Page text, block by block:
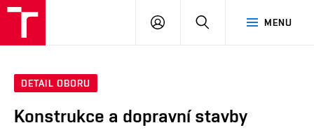
MENU
PŘIHLÁSIT
DETAIL OBORU
Konstrukce a dopravní stavby